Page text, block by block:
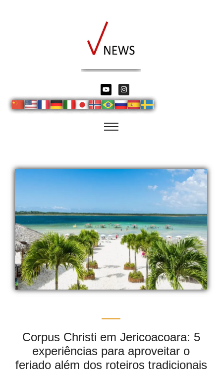
Corpus Christi em Jericoacoara: 5
experiências para aproveitar o
feriado além dos roteiros tradicionais